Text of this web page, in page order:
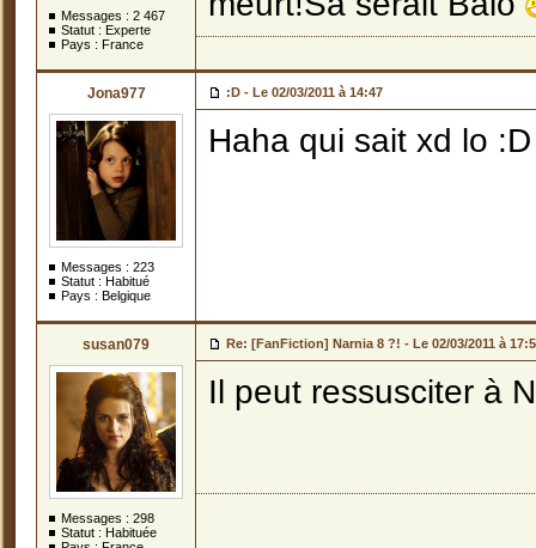
Messages : 2 467
Statut : Experte
Pays : France
Jona977
Messages : 223
Statut : Habitué
Pays : Belgique
:D - Le 02/03/2011 à 14:47
Haha qui sait xd lo
susan079
Messages : 298
Statut : Habituée
Re: [FanFiction] Narnia 8 ?! - Le 02/03/2011 à
Il peut ressusciter à